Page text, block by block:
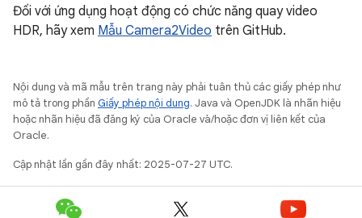
Đối với ứng dụng hoạt động có chức năng quay video
HDR, hãy xem Mẫu Camera2Video trên GitHub.
Nội dung và mã mẫu trên trang này phải tuân thủ các giấy phép như
mô tả trong phần Giấy phép nội dung. Java và OpenJDK là nhãn hiệu
hoặc nhãn hiệu đã đăng ký của Oracle và/hoặc đơn vị liên kết của
Oracle.
Cập nhật lần gần đây nhất: 2025-07-27 UTC.